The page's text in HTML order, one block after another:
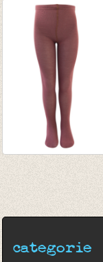
categorie